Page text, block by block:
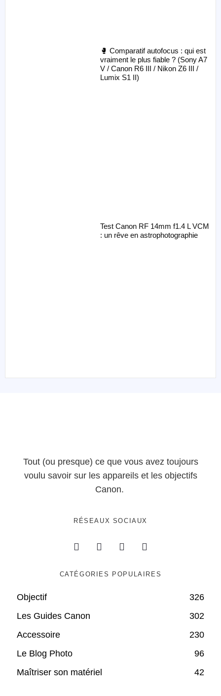
🥊 Comparatif autofocus : qui est
vraiment le plus fiable ? (Sony A7
V / Canon R6 III / Nikon Z6 III /
Lumix S1 II)
Test Canon RF 14mm f1.4 L VCM
: un rêve en astrophotographie
Tout (ou presque) ce que vous avez toujours
voulu savoir sur les appareils et les objectifs
Canon.
RÉSEAUX SOCIAUX
CATÉGORIES POPULAIRES
Objectif
326
Les Guides Canon
302
Accessoire
230
Le Blog Photo
96
Maîtriser son matériel
42